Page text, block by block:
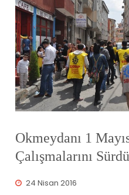
Okmeydanı 1
Çalışmalarını
24 Nisan 2016